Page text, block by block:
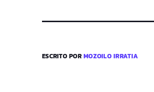
ESCRITO PORMOZOILO IRRATIA